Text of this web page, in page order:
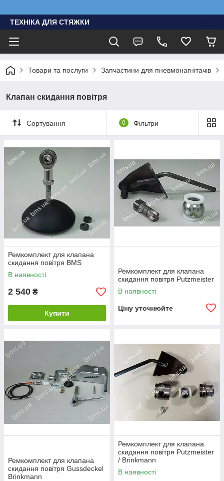
ТЕХНІКА ДЛЯ СТЯЖКИ
Товари та послуги Запчастини для пневмонагнітачів
Клапан скидання повітря
Сортування 0 Фільтри
Ремкомплект для клапана
скидання повітря BMS
В наявності
2 540 ₴
Купити
Ремкомплект для клапана
скидання повітря Putzmeister
В наявності
Ціну уточнюйте
Ремкомплект для клапана
скидання повітря Gussdeckel
Brinkmann
Ремкомплект для клапана
скидання повітря Putzmeister
/ Brinkmann
В наявності